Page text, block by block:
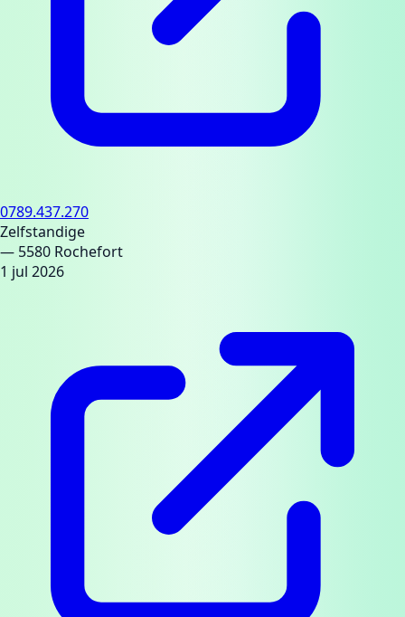
0789.437.270
Zelfstandige
— 5580 Rochefort
1 jul 2026